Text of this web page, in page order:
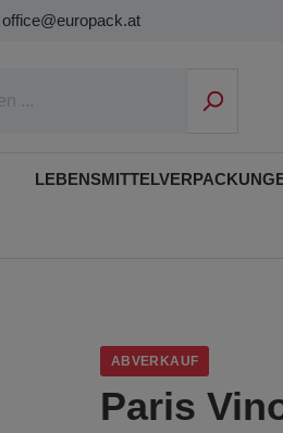
office@europack.at
ABVERKAUF
Paris